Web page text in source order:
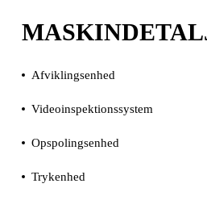
Afviklingsenhed
Videoinspektionssystem
Opspolingsenhed
Trykenhed